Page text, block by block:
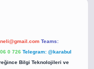
Teams:
0 726 Telegram: @karabul
Bilgi Teknolojileri ve